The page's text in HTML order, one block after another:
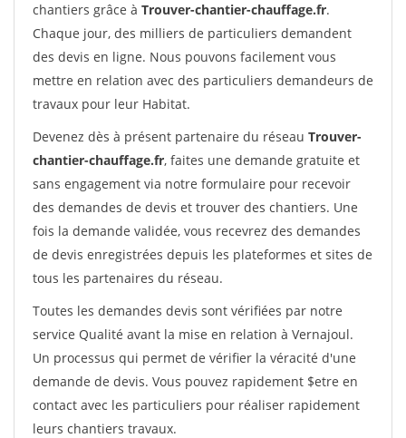
chantiers grâce à Trouver-chantier-chauffage.fr.
Chaque jour, des milliers de particuliers demandent
des devis en ligne. Nous pouvons facilement vous
mettre en relation avec des particuliers demandeurs de
travaux pour leur Habitat.
Devenez dès à présent partenaire du réseau Trouver-
chantier-chauffage.fr, faites une demande gratuite et
sans engagement via notre formulaire pour recevoir
des demandes de devis et trouver des chantiers. Une
fois la demande validée, vous recevrez des demandes
de devis enregistrées depuis les plateformes et sites de
tous les partenaires du réseau.
Toutes les demandes devis sont vérifiées par notre
service Qualité avant la mise en relation à Vernajoul.
Un processus qui permet de vérifier la véracité d'une
demande de devis. Vous pouvez rapidement $etre en
contact avec les particuliers pour réaliser rapidement
leurs chantiers travaux.